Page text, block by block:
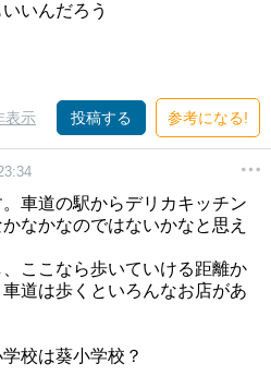
いんだろう
表示 投稿する 参考になる!
車道の駅からデリカキッチン
なかなのではないかなと思え
ここなら歩いていける距離か
道は歩くといろんなお店があ
校は葵小学校？